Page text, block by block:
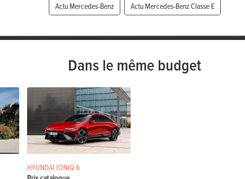
Actu Mercedes-Benz Actu Mercedes-Benz Classe E
Dans le même budget
HYUNDAI IONIQ 6